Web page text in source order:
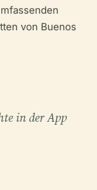
von Buenos
in der App